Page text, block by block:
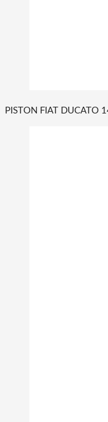
PISTON FIAT DUCATO